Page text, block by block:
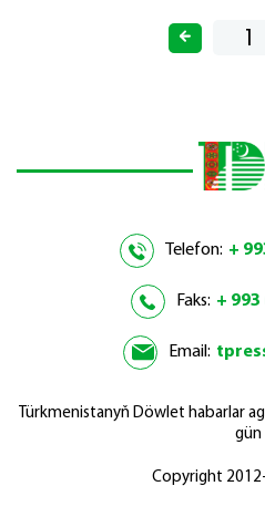
Telefon: +
Faks: + 993
Email:
Türkmenistanyň Döwlet habarlar
gün
Copyright